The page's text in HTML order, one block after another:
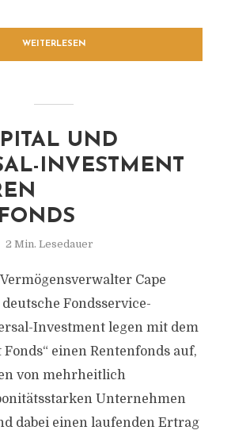
WEITERLESEN
UND
INVESTMENT
2 Min. Lesedauer
Cape
Fondsservice-
Investment legen mit dem
Fonds“ einen Rentenfonds auf,
von mehrheitlich
Unternehmen
dabei einen laufenden Ertrag